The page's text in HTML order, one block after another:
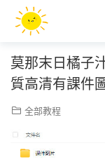
莫那末日橘子
質高清有課件
全部教程